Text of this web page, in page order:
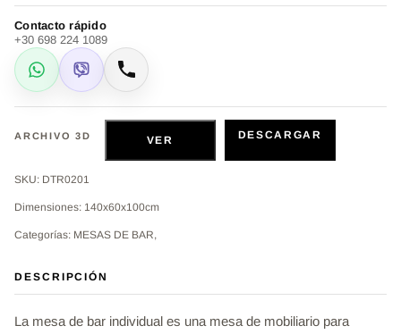
Contacto rápido
+30 698 224 1089
WhatsApp
Viber Llamar
ARCHIVO 3D VER DESCARGAR
SKU: DTR0201
Dimensiones: 140x60x100cm
Categorías: MESAS DE BAR,
DESCRIPCIÓN
La mesa de bar individual es una mesa de mobiliario para